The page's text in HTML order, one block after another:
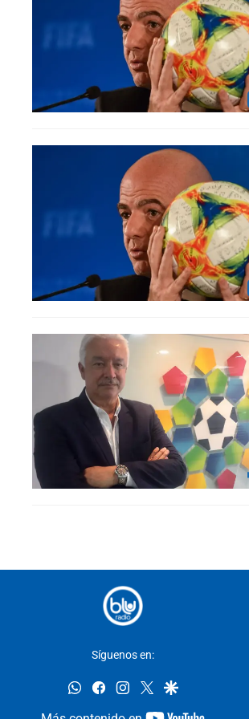
Síguenos en:
whatsappfacebookinstagram
twittergoogle